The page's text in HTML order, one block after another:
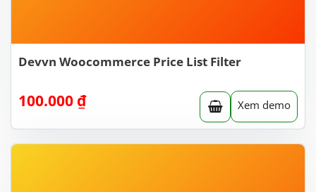
Devvn Woocommerce Price List Filter
100.000 ₫ Xem demo